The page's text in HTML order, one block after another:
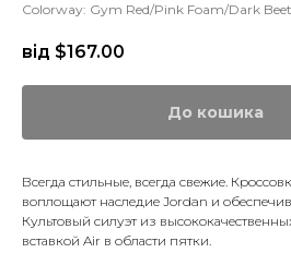
Colorway: Gym Red/Pink Foam/Dark
від $167.00
До кошика
Всегда стильные, всегда свежие.
воплощают наследие Jordan и
Культовый силуэт из
вставкой Air в области пятки.